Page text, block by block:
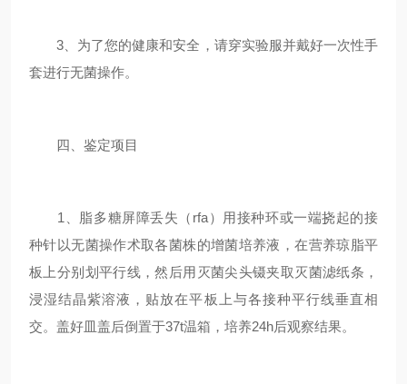
3、为了您的健康和安全，请穿实验服并戴好一次性手
套进行无菌操作。
四、鉴定项目
1、脂多糖屏障丢失（rfa）用接种环或一端挠起的接
种针以无菌操作术取各菌株的增菌培养液，在营养琼脂平
板上分别划平行线，然后用灭菌尖头镊夹取灭菌滤纸条，
浸湿结晶紫溶液，贴放在平板上与各接种平行线垂直相
交。盖好皿盖后倒置于37t温箱，培养24h后观察结果。